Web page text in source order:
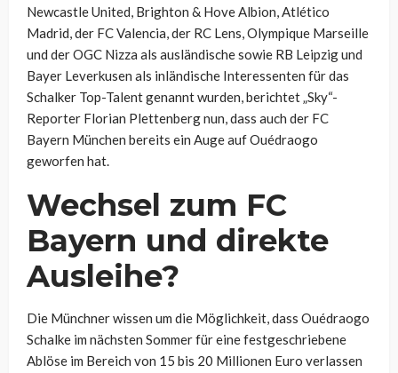
Newcastle United, Brighton & Hove Albion, Atlético
Madrid, der FC Valencia, der RC Lens, Olympique Marseille
und der OGC Nizza als ausländische sowie RB Leipzig und
Bayer Leverkusen als inländische Interessenten für das
Schalker Top-Talent genannt wurden, berichtet „Sky“-
Reporter Florian Plettenberg nun, dass auch der FC
Bayern München bereits ein Auge auf Ouédraogo
geworfen hat.
Wechsel zum FC
Bayern und direkte
Ausleihe?
Die Münchner wissen um die Möglichkeit, dass Ouédraogo
Schalke im nächsten Sommer für eine festgeschriebene
Ablöse im Bereich von 15 bis 20 Millionen Euro verlassen